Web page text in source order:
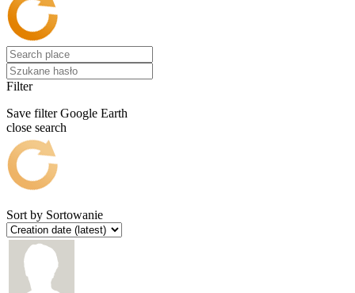
Filter
Save filter Google Earth
close search
Sort by Sortowanie